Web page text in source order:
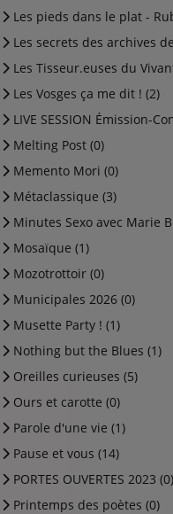
Les pieds dans le plat -
Les secrets des archives de
Les Tisseur.euses du
Les Vosges ça me dit ! (2)
LIVE SESSION Émission-
Melting Post (0)
Memento Mori (0)
Métaclassique (3)
Minutes Sexo avec Marie
Mosaïque (1)
Mozotrottoir (0)
Municipales 2026 (0)
Musette Party ! (1)
Nothing but the Blues (1)
Oreilles curieuses (5)
Ours et carotte (0)
Parole d'une vie (1)
Pause et vous (14)
PORTES OUVERTES 2023 (0)
Printemps des poètes (0)